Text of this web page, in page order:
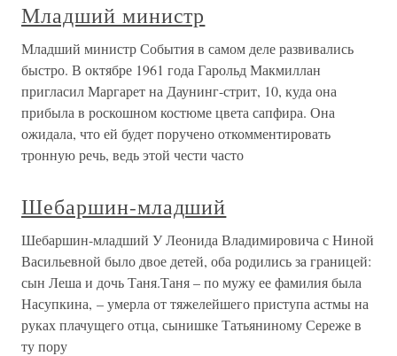
Младший министр
Младший министр События в самом деле развивались
быстро. В октябре 1961 года Гарольд Макмиллан
пригласил Маргарет на Даунинг-стрит, 10, куда она
прибыла в роскошном костюме цвета сапфира. Она
ожидала, что ей будет поручено откомментировать
тронную речь, ведь этой чести часто
Шебаршин-младший
Шебаршин-младший У Леонида Владимировича с Ниной
Васильевной было двое детей, оба родились за границей:
сын Леша и дочь Таня.Таня – по мужу ее фамилия была
Насупкина, – умерла от тяжелейшего приступа астмы на
руках плачущего отца, сынишке Татьяниному Сереже в
ту пору